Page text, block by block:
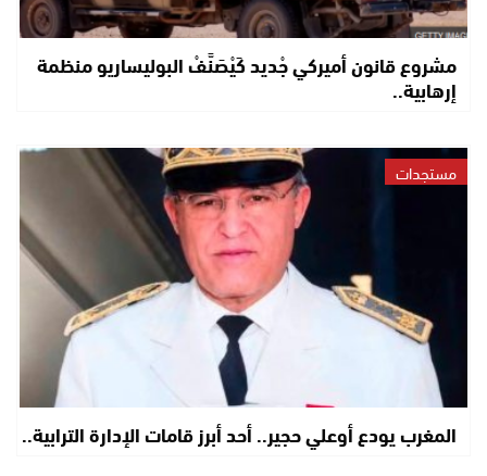
مشروع قانون أميركي جْديد كَيْصَنَّفْ البوليساريو منظمة
إرهابية..
مستجدات
المغرب يودع أوعلي حجير.. أحد أبرز قامات الإدارة الترابية..